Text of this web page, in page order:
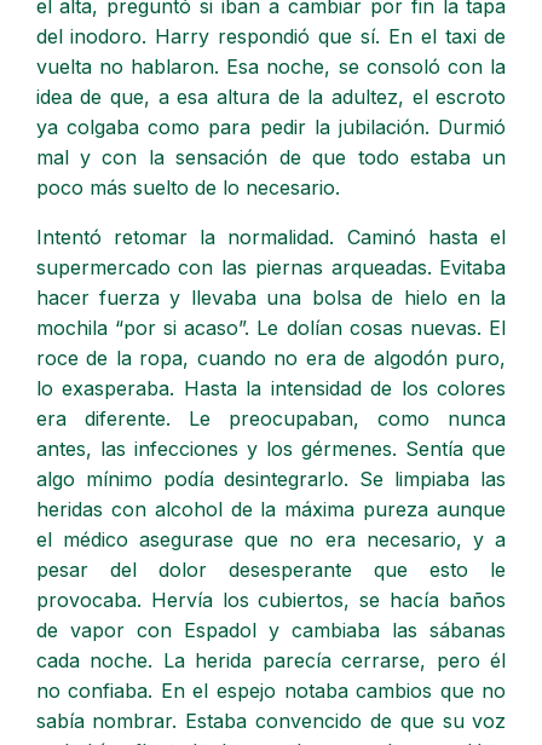
el alta, preguntó si iban a cambiar por fin la tapa
del inodoro. Harry respondió que sí. En el taxi de
vuelta no hablaron. Esa noche, se consoló con la
idea de que, a esa altura de la adultez, el escroto
ya colgaba como para pedir la jubilación. Durmió
mal y con la sensación de que todo estaba un
poco más suelto de lo necesario.
Intentó retomar la normalidad. Caminó hasta el
supermercado con las piernas arqueadas. Evitaba
hacer fuerza y llevaba una bolsa de hielo en la
mochila “por si acaso”. Le dolían cosas nuevas. El
roce de la ropa, cuando no era de algodón puro,
lo exasperaba. Hasta la intensidad de los colores
era diferente. Le preocupaban, como nunca
antes, las infecciones y los gérmenes. Sentía que
algo mínimo podía desintegrarlo. Se limpiaba las
heridas con alcohol de la máxima pureza aunque
el médico asegurase que no era necesario, y a
pesar del dolor desesperante que esto le
provocaba. Hervía los cubiertos, se hacía baños
de vapor con Espadol y cambiaba las sábanas
cada noche. La herida parecía cerrarse, pero él
no confiaba. En el espejo notaba cambios que no
sabía nombrar. Estaba convencido de que su voz